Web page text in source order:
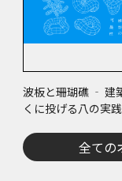
波板と珊瑚礁 ‐ 建
くに投げる八の実践
全ての